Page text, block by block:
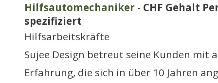
Hilfsautomechaniker - CHF Gehalt
spezifiziert
Hilfsarbeitskräfte
Sujee Design betreut seine Kunden mit
Erfahrung, die sich in über 10 Jahren